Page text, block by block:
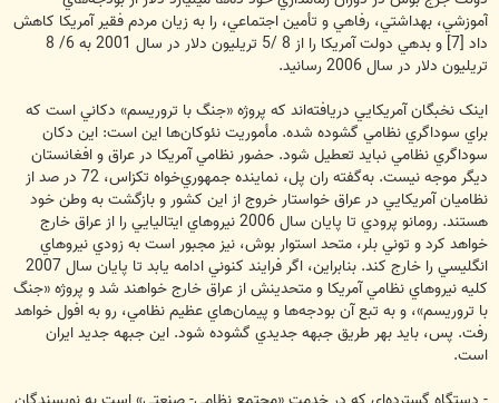
آموزشي، بهداشتي، رفاهي و تأمين اجتماعي، را به زيان مردم فقير آمريکا کاهش
داد [7] و بدهي دولت آمريکا را از 8 /5 تريليون دلار در سال 2001 به 6/ 8
تريليون دلار در سال 2006 رسانيد.
اينک نخبگان آمريکايي دريافته‌اند که پروژه «جنگ با تروريسم» دکاني است که
براي سوداگري نظامي گشوده شده. مأموريت نئوکان‌ها اين است: اين دکان
سوداگري نظامي نبايد تعطيل شود. حضور نظامي آمريکا در عراق و افغانستان
ديگر موجه نيست. به‌گفته ران پل، نماينده جمهوري‌خواه تکزاس، 72 در صد از
نظاميان آمريکايي در عراق خواستار خروج از اين کشور و بازگشت به وطن خود
هستند. رومانو پرودي تا پايان سال 2006 نيروهاي ايتاليايي را از عراق خارج
خواهد کرد و توني بلر، متحد استوار بوش، نيز مجبور است به زودي نيروهاي
انگليسي را خارج کند. بنابراين، اگر فرايند کنوني ادامه يابد تا پايان سال 2007
کليه نيروهاي نظامي آمريکا و متحدينش از عراق خارج خواهند شد و پروژه «جنگ
با تروريسم»، و به تبع آن بودجه‌ها و پيمان‌هاي عظيم نظامي، رو به افول خواهد
رفت. پس، بايد بهر طريق جبهه جديدي گشوده شود. اين جبهه جديد ايران
است.